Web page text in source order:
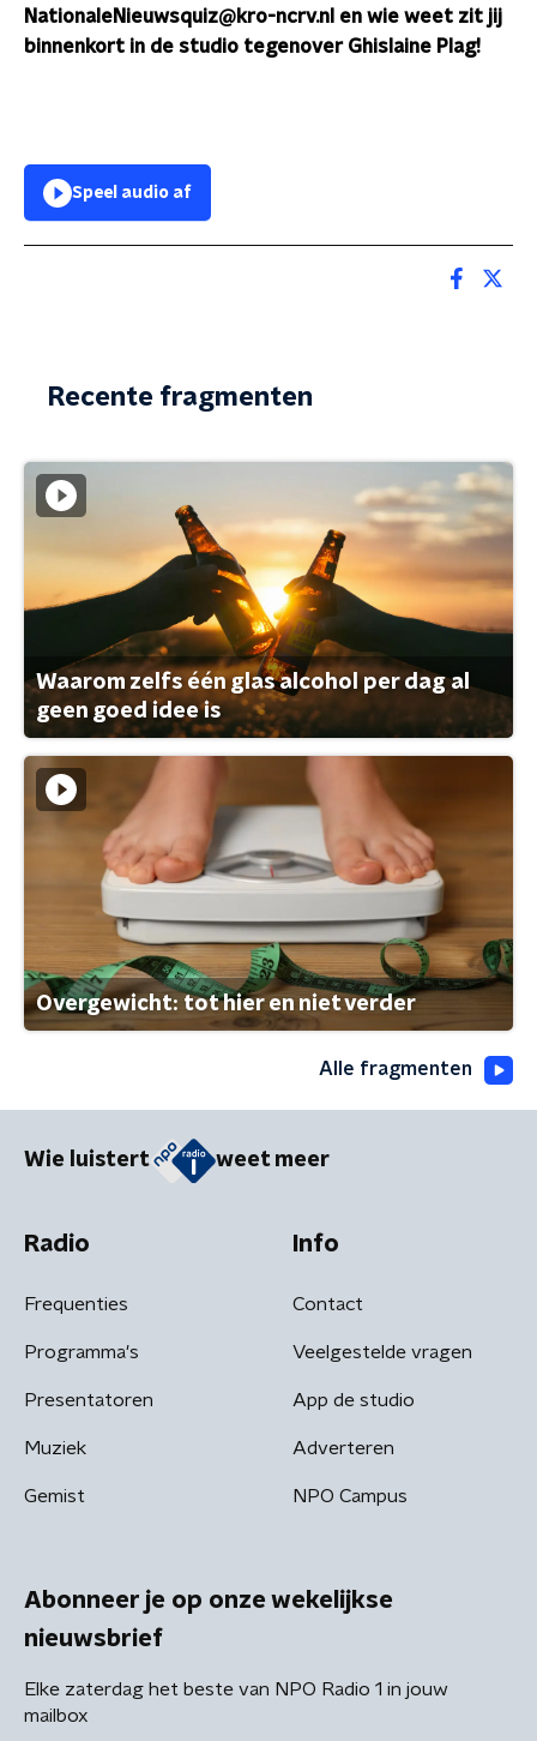
NationaleNieuwsquiz@kro-ncrv.nl en wie weet zit jij
binnenkort in de studio tegenover Ghislaine Plag!
Speel audio af
Recente fragmenten
Waarom zelfs één glas alcohol per dag al
geen goed idee is
Overgewicht: tot hier en niet verder
Alle fragmenten
Wie luistert weet meer
Radio
Frequenties
Programma's
Presentatoren
Muziek
Gemist
Info
Contact
Veelgestelde vragen
App de studio
Adverteren
NPO Campus
Abonneer je op onze wekelijkse
nieuwsbrief
Elke zaterdag het beste van NPO Radio 1 in jouw
mailbox